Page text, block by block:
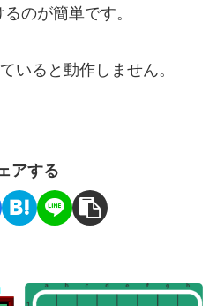
のが簡単です。
いると動作しません。
アする